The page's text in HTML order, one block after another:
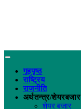
गृहपृष्ठ
राष्ट्रिय
राजनीति
अर्थतन्त्र/शेयरबजार
शेयर बजार